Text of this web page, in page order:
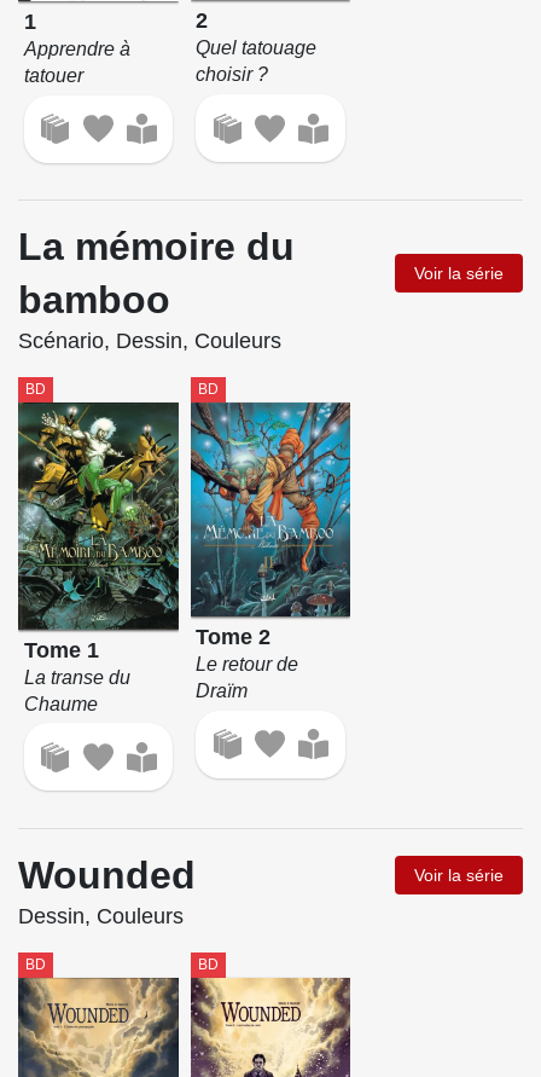
1
Apprendre à
tatouer
2
Quel tatouage
choisir ?
La mémoire du
bamboo
Voir la série
Scénario, Dessin, Couleurs
BD
Tome 1
La transe du
Chaume
BD
Tome 2
Le retour de
Draïm
Wounded Voir la série
Dessin, Couleurs
BD BD